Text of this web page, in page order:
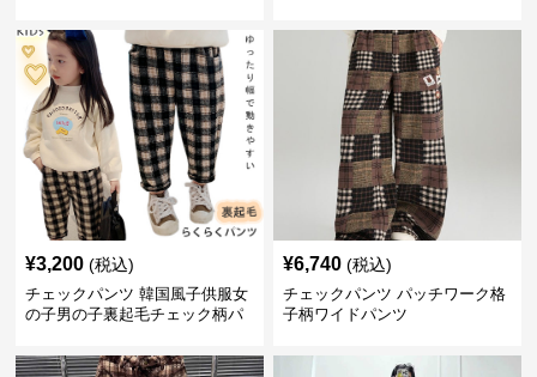
¥3,200 (税込)
チェックパンツ 韓国風子供服女
の子男の子裏起毛チェック柄パ
¥6,740 (税込)
チェックパンツ パッチワーク格
子柄ワイドパンツ